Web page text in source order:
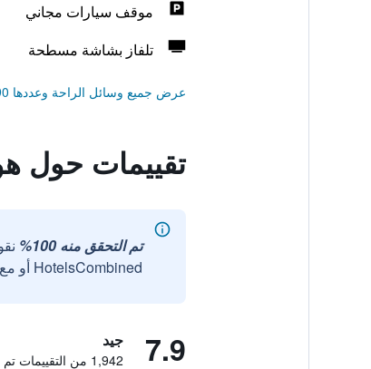
موقف سيارات مجاني
تلفاز بشاشة مسطحة
عرض جميع وسائل الراحة وعددها 90
تقييمات حول
تم التحقق منه 100%
HotelsCombined أو مع شركائنا الخارجيين الموثوقين.
7.9 جيد
1,942 من التقييمات تم التحقق منها